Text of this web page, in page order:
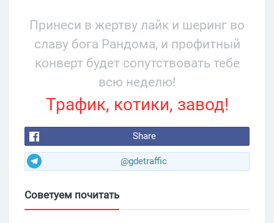
Принеси в жертву лайк и шеринг во
славу бога Рандома, и профитный
конверт будет сопутствовать тебе
всю неделю!
Трафик, котики, завод!
Share
@gdetraffic
Советуем почитать